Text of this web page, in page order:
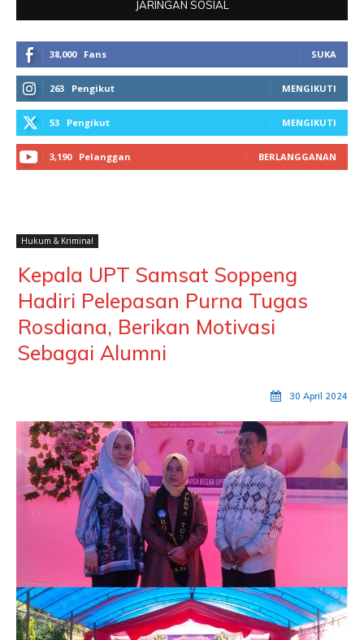
JARINGAN SOSIAL
38,000 Fans SUKA
263 Pengikut MENGIKUTI
53 Pengikut MENGIKUTI
3,190 Pelanggan BERLANGGANAN